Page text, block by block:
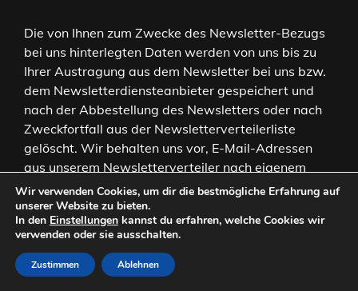
Die von Ihnen zum Zwecke des Newsletter-Bezugs
bei uns hinterlegten Daten werden von uns bis zu
Ihrer Austragung aus dem Newsletter bei uns bzw.
dem Newsletterdiensteanbieter gespeichert und
nach der Abbestellung des Newsletters oder nach
Zweckfortfall aus der Newsletterverteilerliste
gelöscht. Wir behalten uns vor, E-Mail-Adressen
aus unserem Newsletterverteiler nach eigenem
Ermessen im Rahmen unseres berechtigten
Interesses nach Art. 6 Abs. 1 lit. f DSGVO zu löschen
oder zu sperren.
Daten, die zu anderen Zwecken bei uns gespeichert
Wir verwenden Cookies, um dir die bestmögliche Erfahrung auf
unserer Website zu bieten.
In den Einstellungen kannst du erfahren, welche Cookies wir
verwenden oder sie ausschalten.
Zustimmen Ablehnen